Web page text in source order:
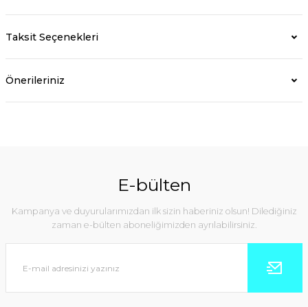
Taksit Seçenekleri
Önerileriniz
E-bülten
Kampanya ve duyurularımızdan ilk sizin haberiniz olsun! Dilediğiniz
zaman e-bülten aboneliğimizden ayrılabilirsiniz.